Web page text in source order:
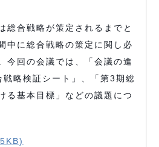
合戦略が策定されるまでと
中に総合戦略の策定に関し必
今回の会議では、「会議の進
略検証シート」、「第3期総
る基本目標」などの議題につ